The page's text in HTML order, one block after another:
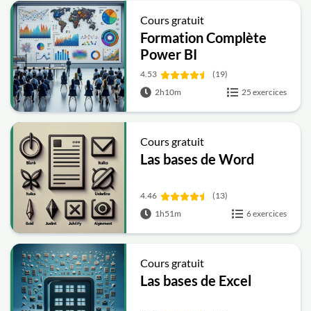
Cours gratuit
Formation Complète
Power BI
4.53
(19)
2h10m
25 exercices
Cours gratuit
Las bases de Word
4.46
(13)
1h51m
6 exercices
Cours gratuit
Las bases de Excel